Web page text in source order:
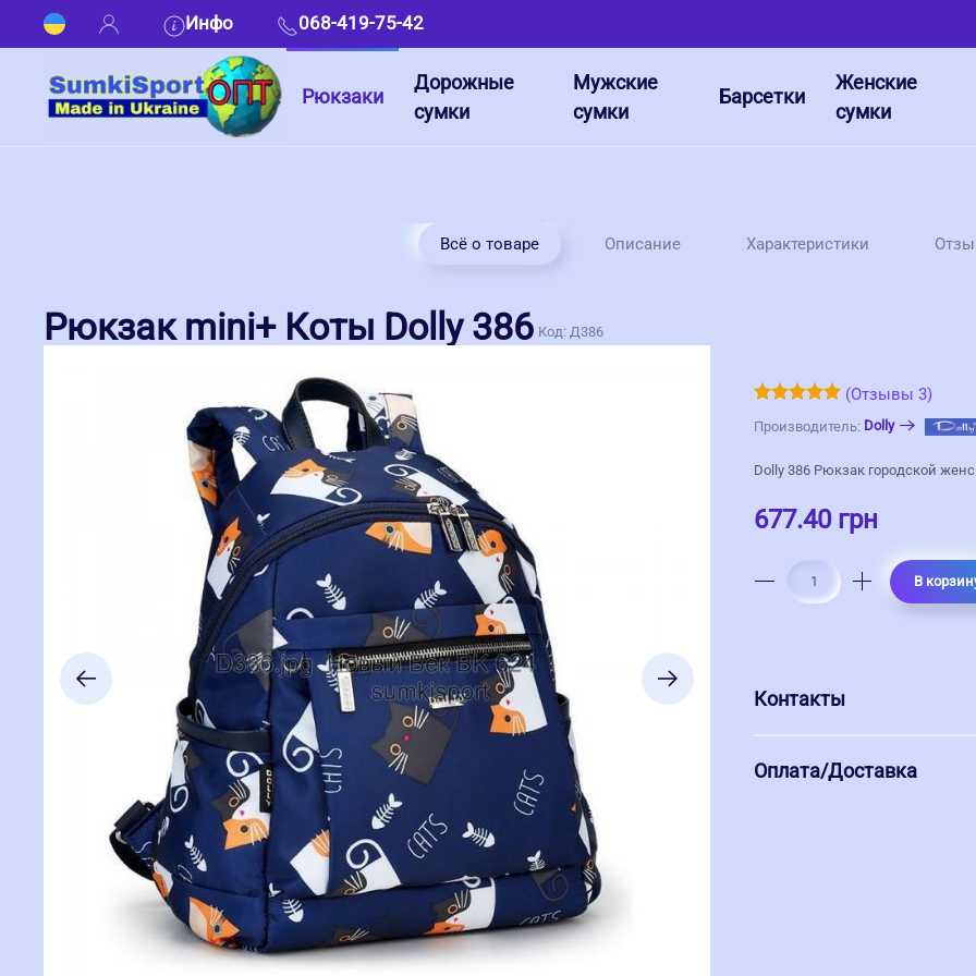
Инфо 068-419-75-42
Рюкзаки
Дорожные
сумки
Мужские
сумки
Барсетки
Женские
сумки
Всё о товаре Описание Характеристики
Рюкзак mini+ Коты Dolly 386 Код: Д386
(Отзывы 3)
Производитель: Dolly
Dolly 386 Рюкзак городской
677.40 грн
В
Контакты
Оплата/Доставка